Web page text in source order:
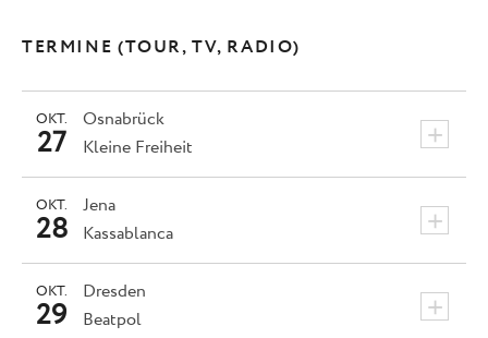
TERMINE (TOUR, TV, RADIO)
Osnabrück +
OKT.
27 Kleine Freiheit
Jena +
OKT.
28 Kassablanca
Dresden +
OKT.
29 Beatpol